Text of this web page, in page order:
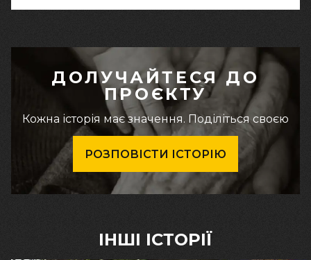
ДОЛУЧАЙТЕСЯ ДО
ПРОЄКТУ
Кожна історія має значення. Поділіться своєю
РОЗПОВІСТИ ІСТОРІЮ
ІНШІ ІСТОРІЇ